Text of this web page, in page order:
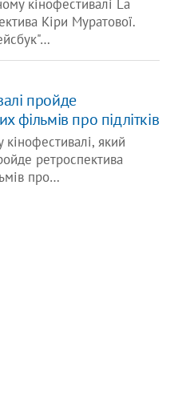
кінофестивалі La
Кіри Муратової.
пройде
фільмів про підлітків
який
ретроспектива
про…